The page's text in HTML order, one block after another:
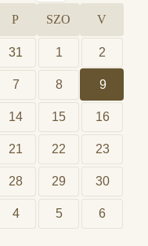
P SZO V
31 1 2
7 8 9
14 15 16
21 22 23
28 29 30
4 5 6